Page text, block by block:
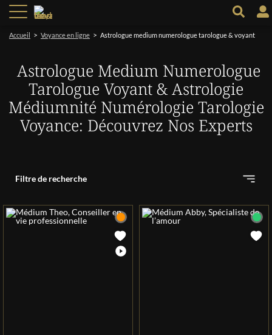
Accueil > Voyance en ligne > Astrologue medium numerologue tarologue & voyant
Astrologue Medium Numerologue
Tarologue Voyant & Astrologie
Médiumnité Numérologie Tarologie
Voyance: Découvrez Nos Experts
Filtre de recherche